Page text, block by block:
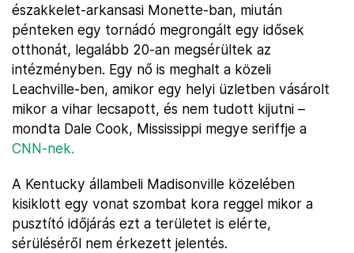
északkelet-arkansasi Monette-ban, miután
pénteken egy tornádó megrongált egy idősek
otthonát, legalább 20-an megsérültek az
intézményben. Egy nő is meghalt a közeli
Leachville-ben, amikor egy helyi üzletben vásárolt
mikor a vihar lecsapott, és nem tudott kijutni –
mondta Dale Cook, Mississippi megye seriffje a
CNN-nek.
A Kentucky állambeli Madisonville közelében
kisiklott egy vonat szombat kora reggel mikor a
pusztító időjárás ezt a területet is elérte,
sérüléséről nem érkezett jelentés.